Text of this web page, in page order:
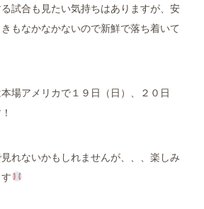
試合も見たい気持ちはありますが、安
もなかなかないので新鮮で落ち着いて
場アメリカで１９日（日）、２０日
れないかもしれませんが、、、楽しみ